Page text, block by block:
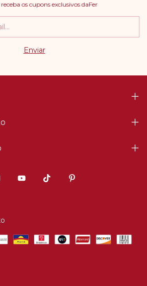
os cupons exclusivos daFer